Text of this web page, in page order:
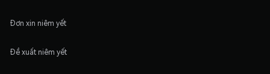
Đơn xin niêm yết
Đề xuất niêm yết